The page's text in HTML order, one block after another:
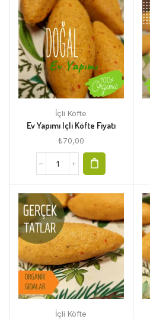
İçli Köfte
Ev Yapımı Içli Köfte Fiyatı
₺70,00
İçli Köfte